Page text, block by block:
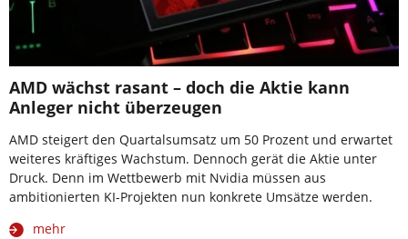
AMD wächst rasant – doch die Aktie kann
Anleger nicht überzeugen
AMD steigert den Quartalsumsatz um 50 Prozent und erwartet
weiteres kräftiges Wachstum. Dennoch gerät die Aktie unter
Druck. Denn im Wettbewerb mit Nvidia müssen aus
ambitionierten KI-Projekten nun konkrete Umsätze werden.
mehr